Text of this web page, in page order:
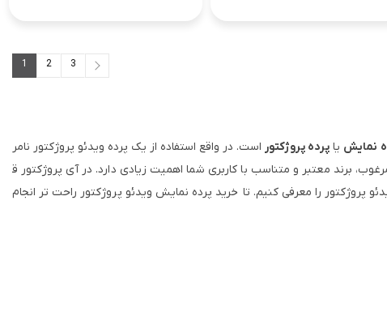
1 2
3
نمایش یا پرده پروژکتور است. در واقع استفاده از یک پرده ویدئو پروژکتور نامر
برند معتبر و متناسب با کاربری شما اهمیت زیادی دارد. در آی پروژکتور ق
پروژکتور را معرفی کنیم. تا خرید پرده نمایش ویدئو پروژکتور راحت تر انجام